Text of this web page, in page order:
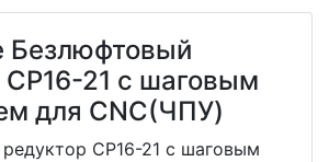
Безлюфтовый
CP16-21 с шаговым
для CNC(ЧПУ)
CP16-21 с шаговым